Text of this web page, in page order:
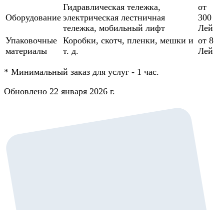
Оборудование
Гидравлическая тележка,
электрическая лестничная
тележка, мобильный лифт
от
300
Лей
Упаковочные
материалы
Коробки, скотч, пленки, мешки и
т. д.
от 8
Лей
* Минимальный заказ для услуг - 1 час.
Обновлено 22 января 2026 г.